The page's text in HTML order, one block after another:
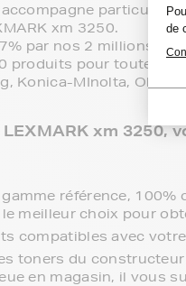
xm 3250.
par nos 2 millions de
pour toutes les
Konica-MInolta,
xm 3250,
gamme référence,
meilleur choix pour
compatibles avec
toners du
en magasin, il vous